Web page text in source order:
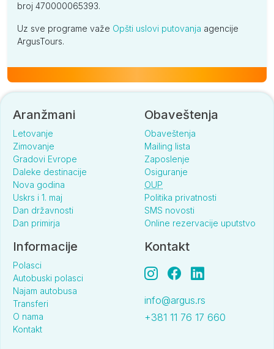
broj 470000065393.
Uz sve programe važe Opšti uslovi putovanja agencije
ArgusTours.
Aranžmani
Letovanje
Zimovanje
Gradovi Evrope
Daleke destinacije
Nova godina
Uskrs i 1. maj
Dan državnosti
Dan primirja
Obaveštenja
Obaveštenja
Mailing lista
Zaposlenje
Osiguranje
OUP
Politika privatnosti
SMS novosti
Online rezervacije uputstvo
Informacije
Polasci
Autobuski polasci
Najam autobusa
Transferi
O nama
Kontakt
Kontakt
info@argus.rs
+381 11 76 17 660